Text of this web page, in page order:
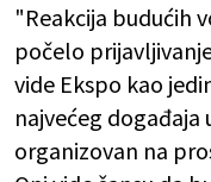
"Reakcija budućih
počelo
vide Ekspo kao
najvećeg događaja
organizovan na